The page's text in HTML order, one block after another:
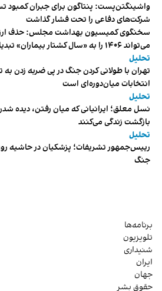
واشینگتن‌پست: پنتاگون برای جبران کمبود
شرکت‌های دفاعی را تحت فشار گذاشت
سخنگوی کمیسیون بهداشت مجلس: حذف ارز
می‌تواند ۱۴۰۶ را به «سال کشتار بیماران» تبدیل کند
تحلیل
تهران با طولانی کردن جنگ در پی ضربه زدن به
انتخابات میان‌دوره‌ای است
تحلیل
نسل معلق؛ ایرانیانی که میان رفتن، دیده
بازگشت زندگی می‌کنند
تحلیل
رییس‌جمهور تشریفات؛ پزشکیان در حاشیه
جنگ
برنامه‌ها
تلویزیون
شنیداری
ایران
جهان
حقوق بشر